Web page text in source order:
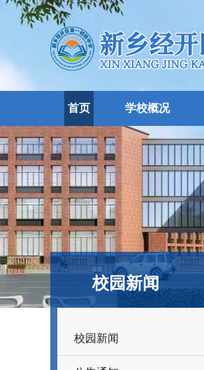
首页 学校概况
校园新闻
校园新闻